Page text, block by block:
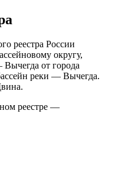
реестра России
округу,
Вычегда от города
реки — Вычегда.
реестре —